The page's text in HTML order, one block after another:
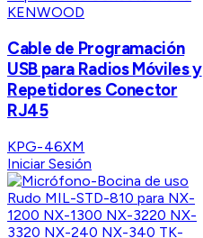
KENWOOD
Cable de Programación
USB para Radios Móviles y
Repetidores Conector
RJ45
KPG-46XM
Iniciar Sesión